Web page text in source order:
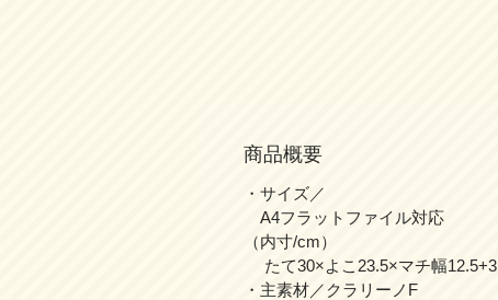
商品概要
・サイズ／
A4フラットファイル対応
（内寸/cm）
たて30×よこ23.5×マチ幅12.5+3
・主素材／クラリーノF